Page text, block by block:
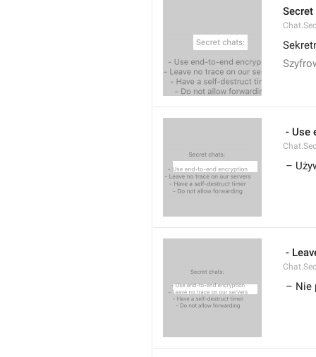
- Use
–
-
– Nie